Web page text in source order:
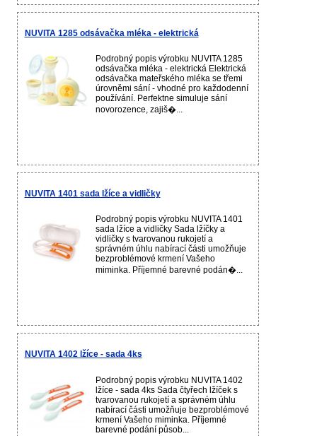
NUVITA 1285 odsávačka mléka - elektrická
Podrobný popis výrobku NUVITA 1285
odsávačka mléka - elektrická Elektrická
odsávačka mateřského mléka se třemi
úrovněmi sání - vhodné pro každodenní
používání. Perfektne simuluje sání
novorozence, zajiš�...
NUVITA 1401 sada lžíce a vidličky
Podrobný popis výrobku NUVITA 1401
sada lžíce a vidličky Sada lžíčky a
vidličky s tvarovanou rukojetí a
správném úhlu nabírací části umožňuje
bezproblémové krmení Vašeho
miminka. Příjemné barevné podán�...
NUVITA 1402 lžíce - sada 4ks
Podrobný popis výrobku NUVITA 1402
lžíce - sada 4ks Sada čtyřech lžíček s
tvarovanou rukojetí a správném úhlu
nabírací části umožňuje bezproblémové
krmení Vašeho miminka. Příjemné
barevné podání působ...